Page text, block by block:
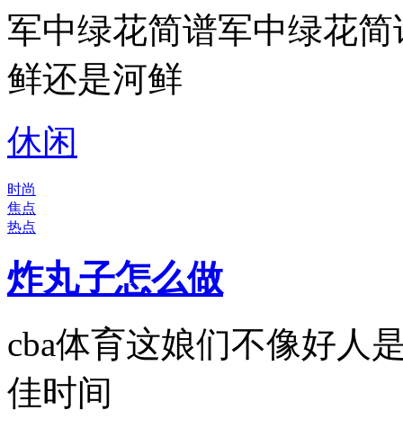
军中绿花简谱军中绿花
鲜还是河鲜
休闲
时尚
焦点
热点
炸丸子怎么做
cba体育这娘们不像好人
佳时间